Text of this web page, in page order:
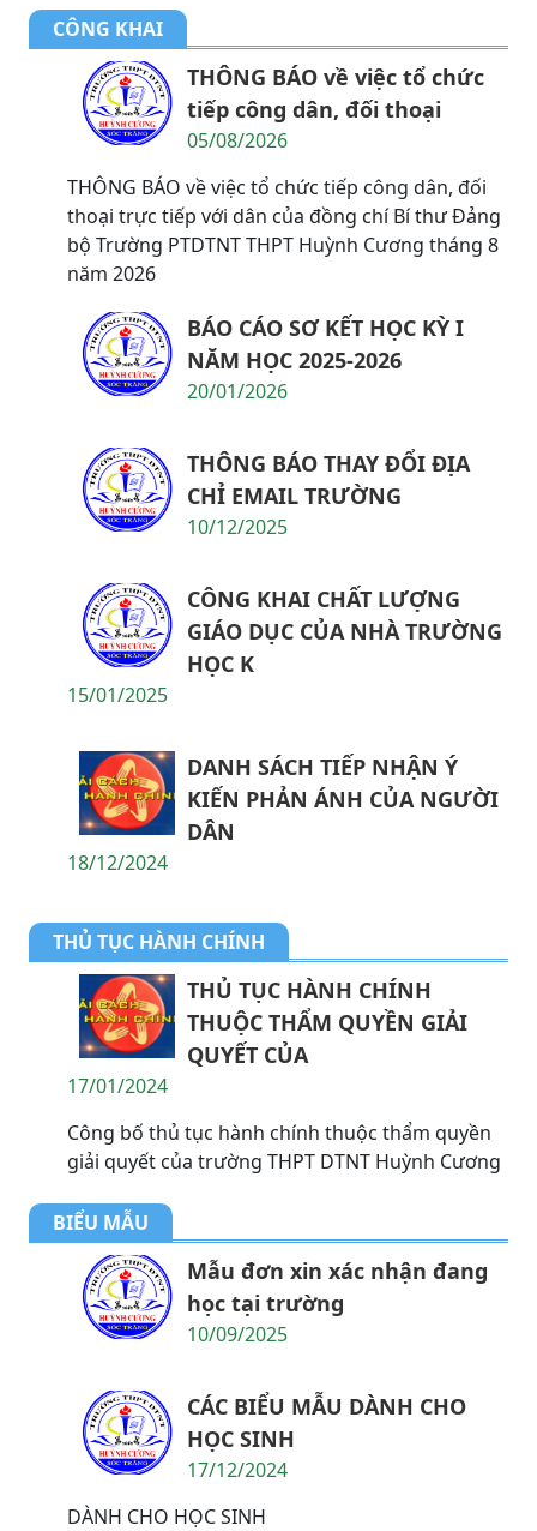
CÔNG KHAI
THÔNG BÁO về việc tổ chức
tiếp công dân, đối thoại
05/08/2026
THÔNG BÁO về việc tổ chức tiếp công dân, đối
thoại trực tiếp với dân của đồng chí Bí thư Đảng
bộ Trường PTDTNT THPT Huỳnh Cương tháng 8
năm 2026
BÁO CÁO SƠ KẾT HỌC KỲ I
NĂM HỌC 2025-2026
20/01/2026
THÔNG BÁO THAY ĐỔI ĐỊA
CHỈ EMAIL TRƯỜNG
10/12/2025
CÔNG KHAI CHẤT LƯỢNG
GIÁO DỤC CỦA NHÀ TRƯỜNG
HỌC K
15/01/2025
DANH SÁCH TIẾP NHẬN Ý
KIẾN PHẢN ÁNH CỦA NGƯỜI
DÂN
18/12/2024
THỦ TỤC HÀNH CHÍNH
THỦ TỤC HÀNH CHÍNH
THUỘC THẨM QUYỀN GIẢI
QUYẾT CỦA
17/01/2024
Công bố thủ tục hành chính thuộc thẩm quyền
giải quyết của trường THPT DTNT Huỳnh Cương
BIỂU MẪU
Mẫu đơn xin xác nhận đang
học tại trường
10/09/2025
CÁC BIỂU MẪU DÀNH CHO
HỌC SINH
17/12/2024
DÀNH CHO HỌC SINH